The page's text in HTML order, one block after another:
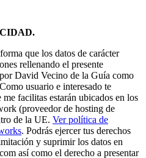
que los datos de carácter
rellenando el presente
David Vecino de la Guía como
usuario e interesado te
facilitas estarán ubicados en los
(proveedor de hosting de
de la UE. Ver política de
. Podrás ejercer tus derechos
y suprimir los datos en
así como el derecho a presentar